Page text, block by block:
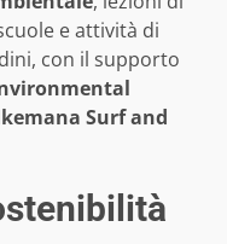
e attività di
con il supporto
Surf and